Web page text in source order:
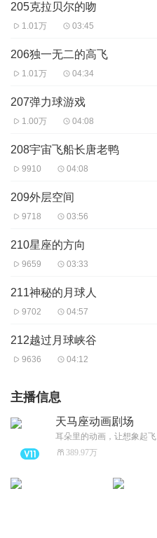
205克拉贝尔的吻
1.01万 03:45
206独一无二的高飞
1.01万 04:34
207弹力球游戏
1.00万 04:08
208宇宙飞船长唐老鸭
9910 04:08
209外层空间
9718 03:56
210星座的方向
9659 03:33
211神秘的月球人
9702 04:57
212越过月球峡谷
9636 04:12
主播信息
天马座动画剧场
耳朵里的动画，让想象起飞
389.97万